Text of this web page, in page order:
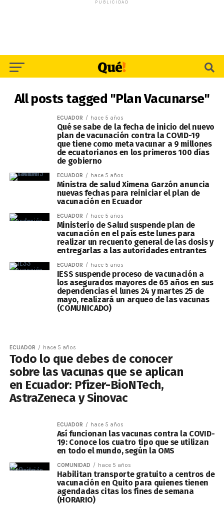
PUBLICIDAD
All posts tagged "Plan Vacunarse"
ECUADOR hace 5 años
Qué se sabe de la fecha de inicio del nuevo
plan de vacunación contra la COVID-19
que tiene como meta vacunar a 9 millones
de ecuatorianos en los primeros 100 días
de gobierno
ECUADOR hace 5 años
Ministra de salud Ximena Garzón anuncia
nuevas fechas para reiniciar el plan de
vacunación en Ecuador
ECUADOR hace 5 años
Ministerio de Salud suspende plan de
vacunación en el país este lunes para
realizar un recuento general de las dosis y
entregarlas a las autoridades entrantes
ECUADOR hace 5 años
IESS suspende proceso de vacunación a
los asegurados mayores de 65 años en sus
dependencias el lunes 24 y martes 25 de
mayo, realizará un arqueo de las vacunas
(COMUNICADO)
ECUADOR hace 5 años
Todo lo que debes de conocer
sobre las vacunas que se aplican
en Ecuador: Pfizer-BioNTech,
AstraZeneca y Sinovac
ECUADOR hace 5 años
Así funcionan las vacunas contra la COVID-
19: Conoce los cuatro tipo que se utilizan
en todo el mundo, según la OMS
COMUNIDAD hace 5 años
Habilitan transporte gratuito a centros de
vacunación en Quito para quienes tienen
agendadas citas los fines de semana
(HORARIO)